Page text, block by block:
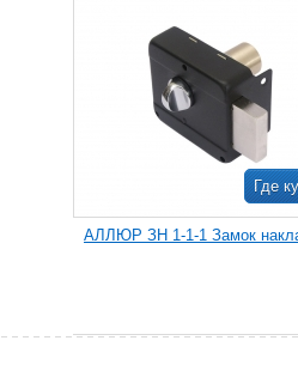
Где
АЛЛЮР ЗН 1-1-1 Замок